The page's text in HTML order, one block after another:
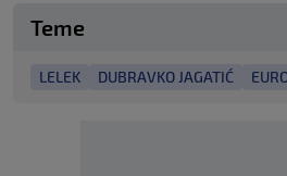
Teme
LELEK DUBRAVKO JAGATIĆ